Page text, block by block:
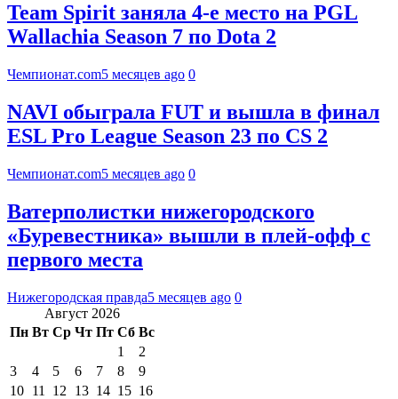
Team Spirit заняла 4-е место на PGL
Wallachia Season 7 по Dota 2
Чемпионат.com5 месяцев ago 0
NAVI обыграла FUT и вышла в финал
ESL Pro League Season 23 по CS 2
Чемпионат.com5 месяцев ago 0
Ватерполистки нижегородского
«Буревестника» вышли в плей-офф с
первого места
Нижегородская правда5 месяцев ago 0
Август 2026
Пн Вт Ср Чт Пт Сб Вс
1
2
3
4 5 6 7 8
9
10 11 12 13 14 15 16